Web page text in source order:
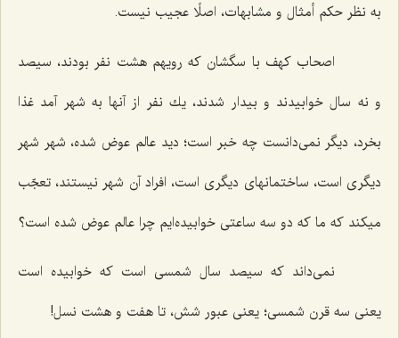
به نظر حكم أمثال و مشابهات، اصلًا عجیب نیست.
اصحاب كهف با سگشان كه رویهم هشت نفر بودند، سیصد
و نه سال خوابیدند و بیدار شدند، یك نفر از آنها به شهر آمد غذا
بخرد، دیگر نمى‌دانست چه خبر است؛ دید عالم عوض شده، شهر شهر
دیگرى است، ساختمانهاى دیگرى است، افراد آن شهر نیستند، تعجّب
میكند كه ما كه دو سه ساعتى خوابیده‌ایم چرا عالم عوض شده است؟
نمى‌داند كه سیصد سال شمسى است كه خوابیده است
یعنى سه قرن شمسى؛ یعنى عبور شش، تا هفت و هشت نسل!